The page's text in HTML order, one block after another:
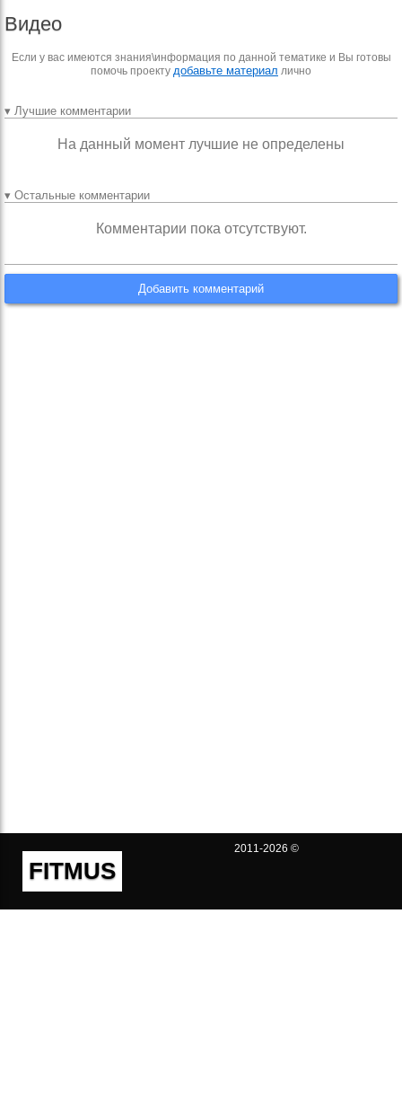
Видео
Если у вас имеются знания\информация по данной тематике и Вы готовы
помочь проекту добавьте материал лично
▾ Лучшие комментарии
На данный момент лучшие не определены
▾ Остальные комментарии
Комментарии пока отсутствуют.
Добавить комментарий
FITMUS
2011-2026 ©